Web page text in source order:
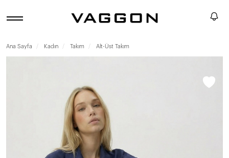
Ana Sayfa Kadın Takım Alt-Üst Takım